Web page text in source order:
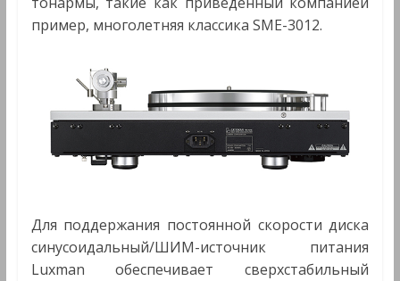
пример, многолетняя классика SME-3012.
Для поддержания постоянной скорости диска
синусоидальный/ШИМ-источник питания
Luxman обеспечивает сверхстабильный